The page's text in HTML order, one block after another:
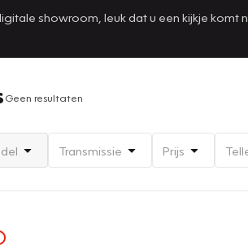
showroom, leuk dat u een kijkje komt
Geen resultaten
Transmissie Prijs